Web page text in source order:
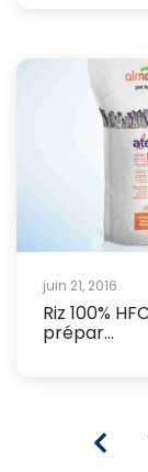
juin 21, 2016
Riz 100%
prépar...